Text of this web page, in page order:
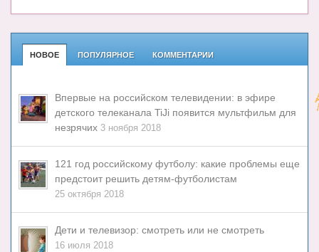
НОВОЕ ПОПУЛЯРНОЕ КОММЕНТАРИИ
Впервые на российском телевидении: в эфире
детского телеканала TiJi появится мультфильм для
незрячих 3 ноября 2018
121 год российскому футболу: какие проблемы еще
предстоит решить детям-футболистам
25 октября 2018
Дети и телевизор: смотреть или не смотреть
16 июля 2018